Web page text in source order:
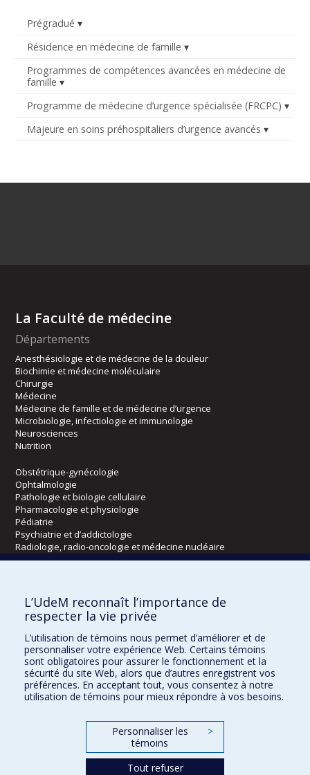
Prégradué
Résidence en médecine de famille
Programmes de compétences avancées en médecine de
famille
Programme de médecine d’urgence spécialisée (FRCPC)
Majeure en soins préhospitaliers d’urgence avancés
La Faculté de médecine
Départements
Anesthésiologie et de médecine de la douleur
Biochimie et médecine moléculaire
Chirurgie
Médecine
Médecine de famille et de médecine d’urgence
Microbiologie, infectiologie et immunologie
Neurosciences
Nutrition
Obstétrique-gynécologie
Ophtalmologie
Pathologie et biologie cellulaire
Pharmacologie et physiologie
Pédiatrie
Psychiatrie et d’addictologie
Radiologie, radio-oncologie et médecine nucléaire
Kinésiologie et des sciences de l’activité physique
Orthophonie et audiologie
Réadaptation
Directions
DPC
CPASS
L’UdeM reconnaît l’importance de
respecter la vie privée
L’utilisation de témoins nous permet d’améliorer et de
personnaliser votre expérience Web. Certains témoins
sont obligatoires pour assurer le fonctionnement et la
sécurité du site Web, alors que d’autres enregistrent vos
préférences. En acceptant tout, vous consentez à notre
utilisation de témoins pour mieux répondre à vos besoins.
Personnaliser les
témoins
>
Tout refuser